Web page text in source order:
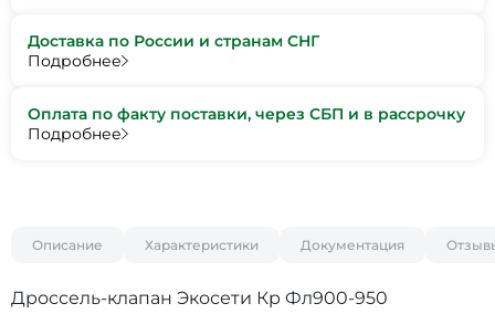
Доставка по России и странам СНГ
Подробнее
Оплата по факту поставки, через СБП и в рассрочку
Подробнее
Описание Характеристики Документация
Дроссель-клапан Экосети Кр Фл900-950